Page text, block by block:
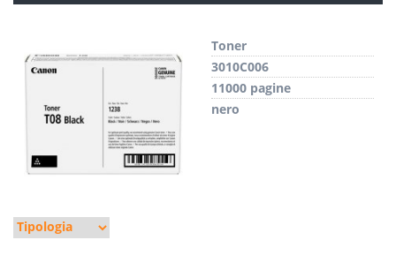
Toner
3010C006
11000 pagine
nero